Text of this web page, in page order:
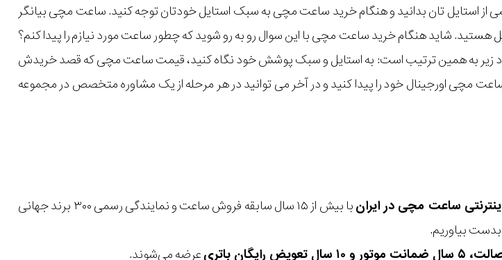
از استایل تان بدانید و هنگام خرید ساعت مچی به سبک استایل خودتان توجه کنید. ساعت مچی بیانگر
شاید هنگام خرید ساعت مچی با این سوال رو به رو شوید که چطور ساعت مورد نیازم را پیدا کنم؟
زیر به همین ترتیب است: به استایل و سبک پوشش خود نگاه کنید، قیمت ساعت مچی که قصد خریدش
ساعت مچی اورجینال خود را پیدا کنید و در آخر می توانید در هر مرحله از یک مشاوره متخصص در مجموعه
ساعت مچی در ایران
با بیش از ۱۵ سال سابقه فروش ساعت و نمایندگی رسمی ۳۰۰ برند جهانی
بدست بیاوریم.
رایگان باتری
عرضه می‌شوند.